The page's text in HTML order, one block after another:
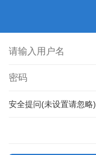
安全提问(未设置请忽略)